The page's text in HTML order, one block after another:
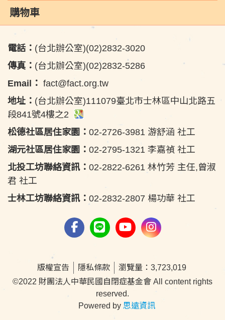
購物車
電話： (台北辦公室)(02)2832-3020
傳真： (台北辦公室)(02)2832-5286
Email： fact@fact.org.tw
地址： (台北辦公室)111079臺北市士林區中山北路五
段841號4樓之2
松德社區居住家園： 02-2726-3981 游舒涵 社工
湖元社區居住家園： 02-2795-1321 李嘉禎 社工
北投工坊聯絡資訊： 02-2822-6261 林竹芳 主任,曾淑
君 社工
士林工坊聯絡資訊： 02-2832-2807 楊功華 社工
版權宣告 隱私條款
瀏覽量：3,723,019
©2022 財團法人中華民國自閉症基金會 All content rights
reserved.
Powered by 思遠資訊